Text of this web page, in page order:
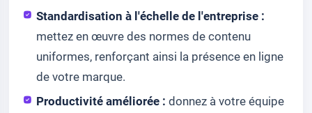
Standardisation à l'échelle de l'entreprise :
mettez en œuvre des normes de contenu
uniformes, renforçant ainsi la présence en ligne
de votre marque.
Productivité améliorée : donnez à votre équipe